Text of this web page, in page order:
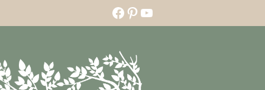
Facebook
Pinterest
YouTube